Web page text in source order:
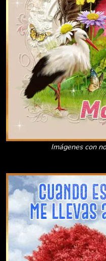
Imágenes con